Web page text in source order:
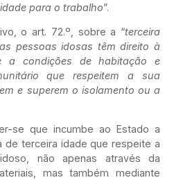
para o trabalho”.
o art. 72.º, sobre a “terceira
pessoas idosas têm direito à
a condições de habitação e
que respeitem a sua
e superem o isolamento ou a
se que incumbe ao Estado a
de terceira idade que respeite a
não apenas através da
mas também mediante